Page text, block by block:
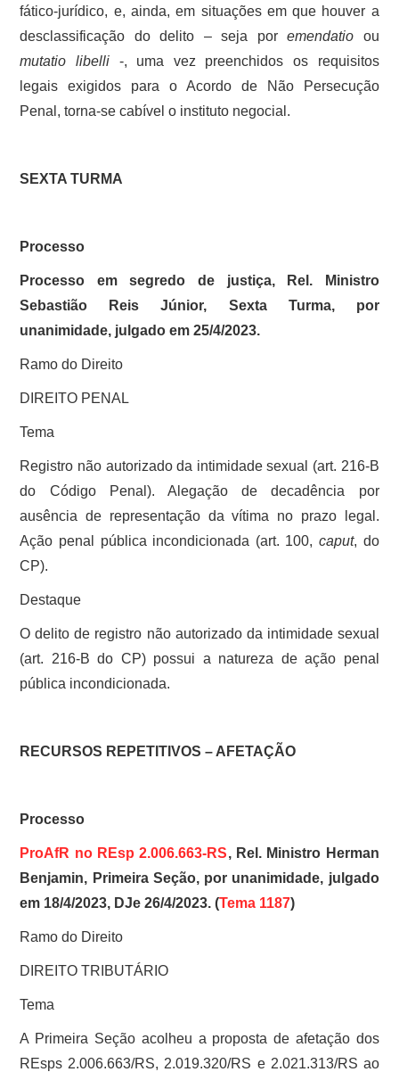
fático-jurídico, e, ainda, em situações em que houver a
desclassificação do delito – seja poremendatio ou
mutatio libelli -, uma vez preenchidos os requisitos
legais exigidos para o Acordo de Não Persecução
Penal, torna-se cabível o instituto negocial.
SEXTA TURMA
Processo
Processo em segredo de justiça, Rel. Ministro
Sebastião Reis Júnior, Sexta Turma, por
unanimidade, julgado em 25/4/2023.
Ramo do Direito
DIREITO PENAL
Tema
Registro não autorizado da intimidade sexual (art. 216-B
do Código Penal). Alegação de decadência por
ausência de representação da vítima no prazo legal.
Ação penal pública incondicionada (art. 100, caput, do
CP).
Destaque
O delito de registro não autorizado da intimidade sexual
(art. 216-B do CP) possui a natureza de ação penal
pública incondicionada.
RECURSOS REPETITIVOS – AFETAÇÃO
Processo
ProAfR no REsp 2.006.663-RS, Rel. Ministro Herman
Benjamin, Primeira Seção, por unanimidade, julgado
em 18/4/2023, DJe 26/4/2023. (Tema 1187)
Ramo do Direito
DIREITO TRIBUTÁRIO
Tema
A Primeira Seção acolheu a proposta de afetação dos
REsps 2.006.663/RS, 2.019.320/RS e 2.021.313/RS ao